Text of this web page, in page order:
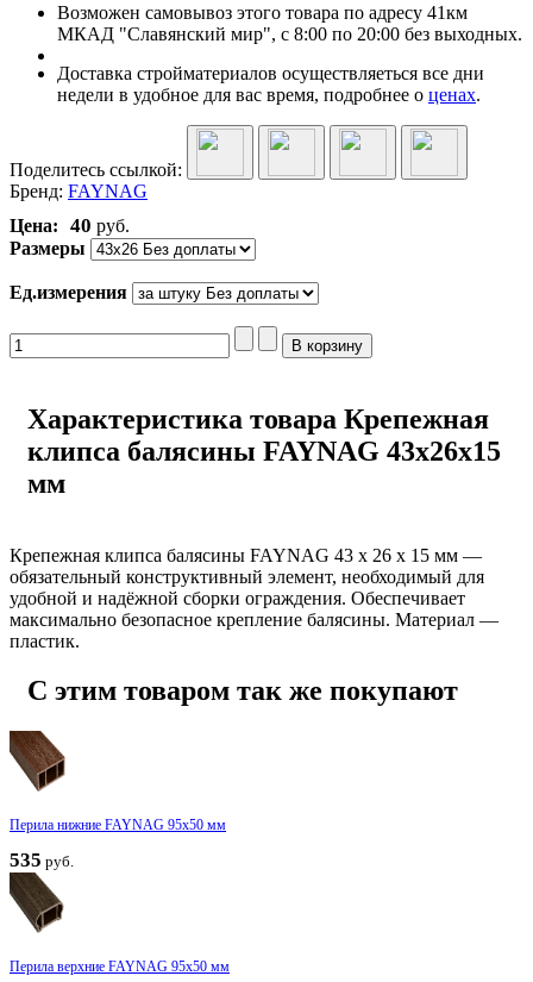
Возможен самовывоз этого товара по адресу 41км
МКАД "Славянский мир", с 8:00 по 20:00 без выходных.
Доставка стройматериалов осуществляеться все дни
недели в удобное для вас время, подробнее о ценах.
Поделитесь ссылкой:
Бренд: FAYNAG
Цена:
40 руб.
Размеры
Ед.измерения
Характеристика товара Крепежная
клипса балясины FAYNAG 43x26x15
мм
Крепежная клипса балясины FAYNAG 43 x 26 x 15 мм —
обязательный конструктивный элемент, необходимый для
удобной и надёжной сборки ограждения. Обеспечивает
максимально безопасное крепление балясины. Материал —
пластик.
С этим товаром так же покупают
Перила нижние FAYNAG 95х50 мм
535 руб.
Перила верхние FAYNAG 95х50 мм